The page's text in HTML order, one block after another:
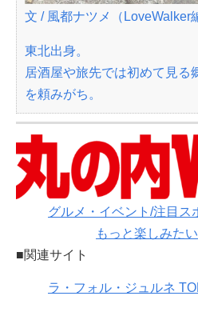
文 / 風都ナツメ（LoveWalker
東北出身。
居酒屋や旅先では初めて見る
を頼みがち。
グルメ・イベント/注目ス
もっと楽しみた
■関連サイト
ラ・フォル・ジュルネ